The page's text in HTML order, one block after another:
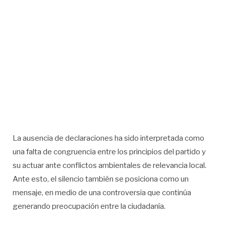
La ausencia de declaraciones ha sido interpretada como
una falta de congruencia entre los principios del partido y
su actuar ante conflictos ambientales de relevancia local.
Ante esto, el silencio también se posiciona como un
mensaje, en medio de una controversia que continúa
generando preocupación entre la ciudadanía.